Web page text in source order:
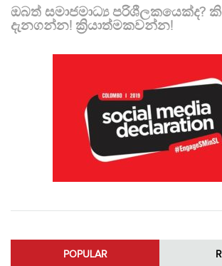
ඔබත් සමාජමාධ්‍ය පරිශීලකයෙක්ද?
දැනගන්න! ක්‍රියාත්මකවන්න!
POPULAR